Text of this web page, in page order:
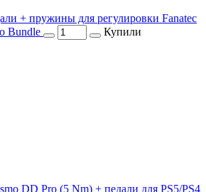
+ пружины для регулировки Fanatec
Bundle
Купили
DD Pro (5 Nm) + педали для PS5/PS4